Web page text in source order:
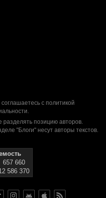
с политикой
.
позицию авторов.
"Блоги" несут авторы текстов.
657 660
586 370